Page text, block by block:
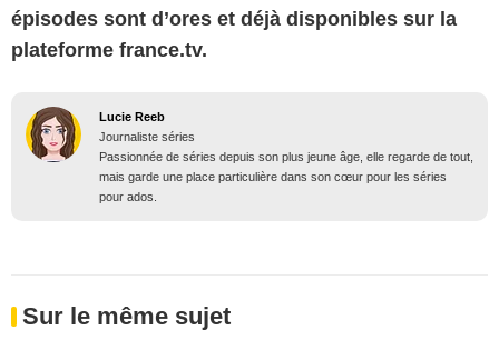
épisodes sont d’ores et déjà disponibles sur la
plateforme france.tv.
Lucie Reeb
Journaliste séries
Passionnée de séries depuis son plus jeune âge, elle regarde de tout,
mais garde une place particulière dans son cœur pour les séries
pour ados.
Sur le même sujet